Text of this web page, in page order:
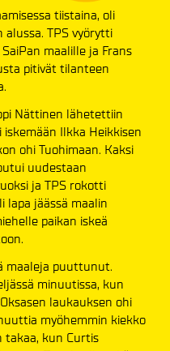
tiistaina, oli
TPS vyörytti
maalille ja Frans
pitivät tilanteen
Nättinen lähetettiin
Ilkka Heikkisen
ohi Tuohimaan. Kaksi
uudestaan
ja TPS rokotti
jäässä maalin
paikan iskeä
maaleja puuttunut.
minuutissa, kun
laukauksen ohi
myöhemmin kiekko
takaa, kun Curtis